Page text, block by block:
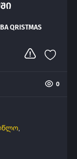
QRISTMAS
0
,